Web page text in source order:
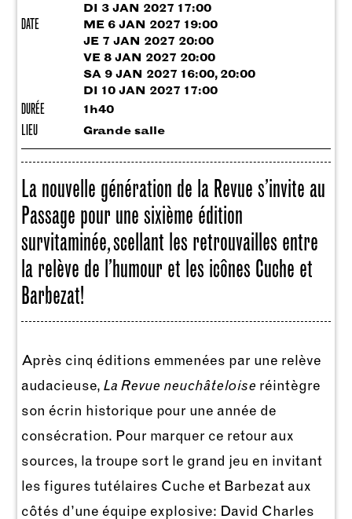
DATE
DI 3 JAN 2027 17:00
ME 6 JAN 2027 19:00
JE 7 JAN 2027 20:00
VE 8 JAN 2027 20:00
SA 9 JAN 2027 16:00, 20:00
DI 10 JAN 2027 17:00
DURÉE 1h40
LIEU Grande salle
La nouvelle génération de la Revue s’invite au
Passage pour une sixième édition
survitaminée, scellant les retrouvailles entre
la relève de l’humour et les icônes Cuche et
Barbezat!
Après cinq éditions emmenées par une relève
audacieuse, La Revue neuchâteloise réintègre
son écrin historique pour une année de
consécration. Pour marquer ce retour aux
sources, la troupe sort le grand jeu en invitant
les figures tutélaires Cuche et Barbezat aux
côtés d’une équipe explosive: David Charles